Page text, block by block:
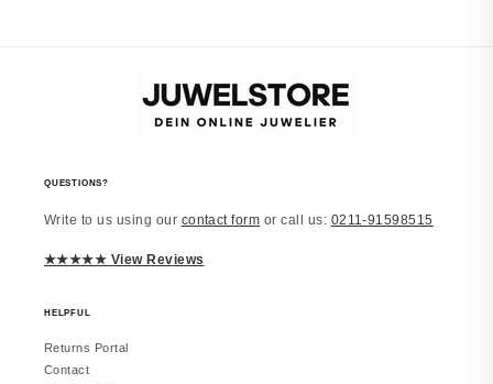
QUESTIONS?
Write to us using our contact form or call us: 0211-91598515
★★★★★ View Reviews
HELPFUL
Returns Portal
Contact